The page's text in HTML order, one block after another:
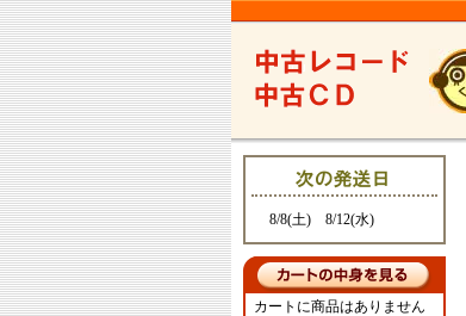
8/8(土) 8/12(水)
カートに商品はありません